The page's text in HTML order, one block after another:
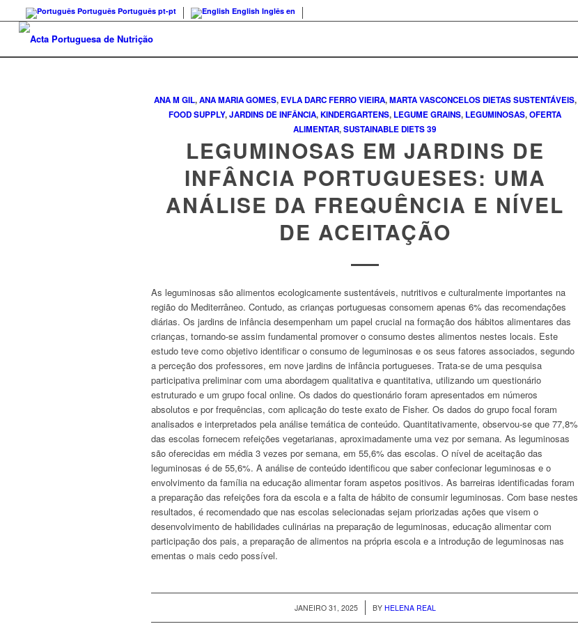
Português Português pt-pt English Inglês en
ANA M GIL,ANA MARIA GOMES, EVLA DARC FERRO VIEIRA,MARTA VASCONCELOSDIETAS SUSTENTÁVEIS,
FOOD SUPPLY,JARDINS DE INFÂNCIA,KINDERGARTENS, LEGUME GRAINS, LEGUMINOSAS,OFERTA
ALIMENTAR,SUSTAINABLE DIETS39
LEGUMINOSAS EM JARDINS DE
INFÂNCIA PORTUGUESES: UMA
ANÁLISE DA FREQUÊNCIA E NÍVEL
DE ACEITAÇÃO
As leguminosas são alimentos ecologicamente sustentáveis, nutritivos e culturalmente importantes na
região do Mediterrâneo. Contudo, as crianças portuguesas consomem apenas 6% das recomendações
diárias. Os jardins de infância desempenham um papel crucial na formação dos hábitos alimentares das
crianças, tornando-se assim fundamental promover o consumo destes alimentos nestes locais. Este
estudo teve como objetivo identificar o consumo de leguminosas e os seus fatores associados, segundo
a perceção dos professores, em nove jardins de infância portugueses. Trata-se de uma pesquisa
participativa preliminar com uma abordagem qualitativa e quantitativa, utilizando um questionário
estruturado e um grupo focal online. Os dados do questionário foram apresentados em números
absolutos e por frequências, com aplicação do teste exato de Fisher. Os dados do grupo focal foram
analisados e interpretados pela análise temática de conteúdo. Quantitativamente, observou-se que 77,8%
das escolas fornecem refeições vegetarianas, aproximadamente uma vez por semana. As leguminosas
são oferecidas em média 3 vezes por semana, em 55,6% das escolas. O nível de aceitação das
leguminosas é de 55,6%. A análise de conteúdo identificou que saber confecionar leguminosas e o
envolvimento da família na educação alimentar foram aspetos positivos. As barreiras identificadas foram
a preparação das refeições fora da escola e a falta de hábito de consumir leguminosas. Com base nestes
resultados, é recomendado que nas escolas selecionadas sejam priorizadas ações que visem o
desenvolvimento de habilidades culinárias na preparação de leguminosas, educação alimentar com
participação dos pais, a preparação de alimentos na própria escola e a introdução de leguminosas nas
ementas o mais cedo possível.
JANEIRO 31, 2025
/ BY HELENA REAL